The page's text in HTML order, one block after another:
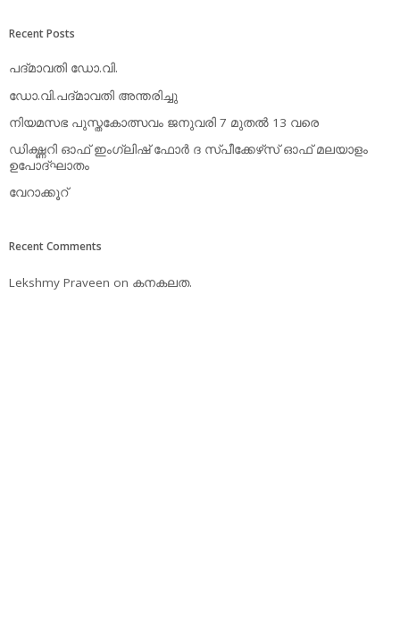
Recent Posts
പദ്മാവതി ഡോ.വി.
ഡോ.വി.പദ്മാവതി അന്തരിച്ചു
നിയമസഭ പുസ്തകോത്സവം ജനുവരി 7 മുതല്‍ 13 വരെ
ഡിക്ഷ്ണറി ഓഫ് ഇംഗ്ലിഷ് ഫോര്‍ ദ സ്പീക്കേഴ്‌സ് ഓഫ് മലയാളം
ഉപോദ്ഘാതം
വേറാക്കൂറ്
Recent Comments
Lekshmy Praveen on കനകലത.